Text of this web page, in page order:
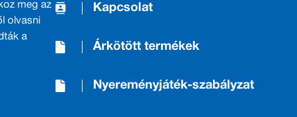
meg az
olvasni
a
Kapcsolat
Árkötött termékek
Nyereményjáték-szabályzat